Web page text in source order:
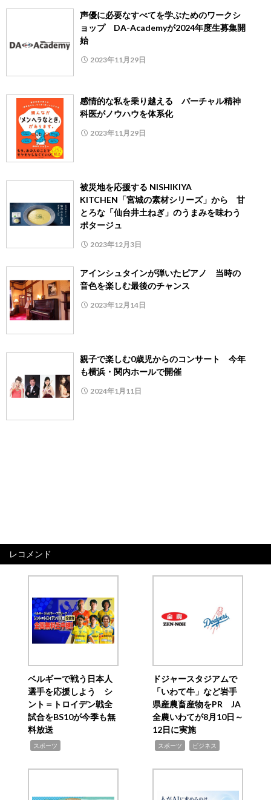
声優に必要なすべてを学ぶためのワークシ
ョップ DA-Academyが2024年度生募集開
始
2023年11月29日
感情的な私を乗り越える バーチャル精神
科医がノウハウを体系化
2023年11月29日
被災地を応援する NISHIKIYA
KITCHEN「宮城の素材シリーズ」から 甘
とろな「仙台井土ねぎ」のうまみを味わう
ポタージュ
2023年12月3日
アインシュタインが弾いたピアノ 当時の
音色を楽しむ最後のチャンス
2023年12月14日
親子で楽しむ0歳児からのコンサート 今年
も横浜・関内ホールで開催
2024年1月11日
レコメンド
ベルギーで戦う日本人
選手を応援しよう シ
ント＝トロイデン戦全
試合をBS10が今季も無
料放送
スポーツ
ドジャースタジアムで
「いわて牛」など岩手
県産農畜産物をPR JA
全農いわてが8月10日～
12日に実施
スポーツ ビジネス